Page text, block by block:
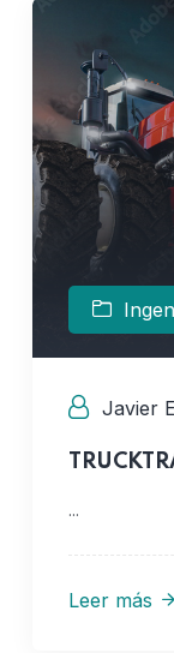
Javier
...
Leer más